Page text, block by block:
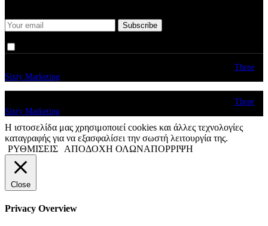
Three
Sixty Marketing
Three
Sixty Marketing
Η ιστοσελίδα μας χρησιμοποιεί cookies και άλλες τεχνολογίες
καταγραφής για να εξασφαλίσει την σωστή λειτουργία της.
ΡΥΘΜΙΣΕΙΣ
ΑΠΟΔΟΧΗ ΟΛΩΝΑΠΟΡΡΙΨΗ
Close
Privacy Overview